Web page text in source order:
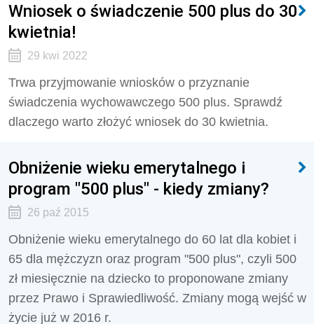
Wniosek o świadczenie 500 plus do 30
kwietnia!
29 kwi 2022
Trwa przyjmowanie wniosków o przyznanie
świadczenia wychowawczego 500 plus. Sprawdź
dlaczego warto złożyć wniosek do 30 kwietnia.
Obniżenie wieku emerytalnego i
program "500 plus" - kiedy zmiany?
26 paź 2015
Obniżenie wieku emerytalnego do 60 lat dla kobiet i
65 dla mężczyzn oraz program "500 plus", czyli 500
zł miesięcznie na dziecko to proponowane zmiany
przez Prawo i Sprawiedliwość. Zmiany mogą wejść w
życie już w 2016 r.